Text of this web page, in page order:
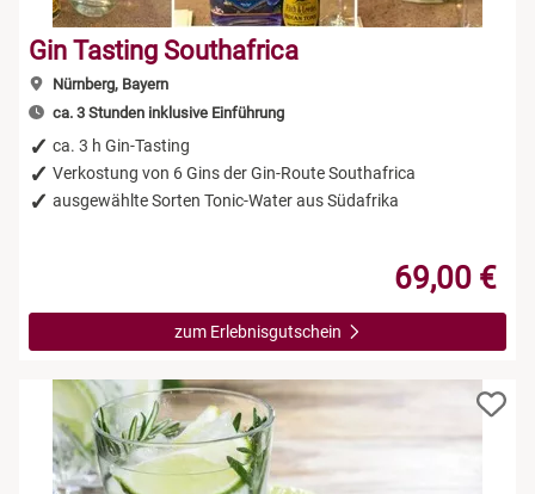
Gin Tasting Southafrica
Nürnberg, Bayern
ca. 3 Stunden inklusive Einführung
ca. 3 h Gin-Tasting
Verkostung von 6 Gins der Gin-Route Southafrica
ausgewählte Sorten Tonic-Water aus Südafrika
69,00 €
zum Erlebnisgutschein